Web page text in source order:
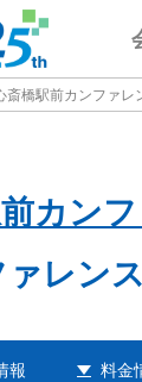
斎橋駅前カンファレ
カン
レン
報 料金